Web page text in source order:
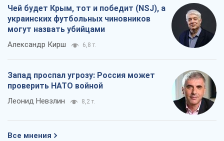
Чей будет Крым, тот и победит (NSJ), а
украинских футбольных чиновников
могут назвать убийцами
Александр Кирш 6,8 т.
Запад проспал угрозу: Россия может
проверить НАТО войной
Леонид Невзлин 8,2 т.
Все мнения